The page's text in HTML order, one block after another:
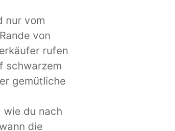
nur vom
von
rufen
schwarzem
gemütliche
wie du nach
die